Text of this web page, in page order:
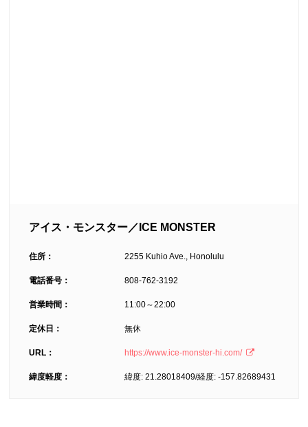
アイス・モンスター／ICE MONSTER
住所： 2255 Kuhio Ave., Honolulu
電話番号： 808-762-3192
営業時間： 11:00～22:00
定休日： 無休
URL： https://www.ice-monster-hi.com/
緯度軽度： 緯度: 21.28018409/経度: -157.82689431